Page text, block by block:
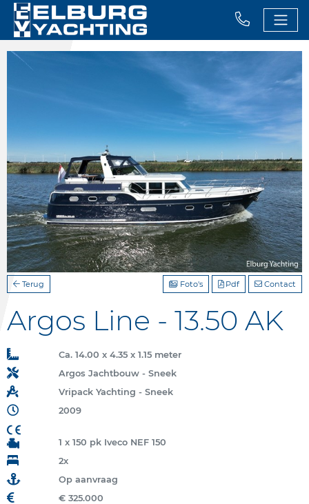
Terug Contact
Pdf
Foto's
Argos Line - 13.50 AK
Ca. 14.00 x 4.35 x 1.15 meter
Argos Jachtbouw - Sneek
Vripack Yachting - Sneek
2009
1 x 150 pk Iveco NEF 150
2x
Op aanvraag
€ 325.000